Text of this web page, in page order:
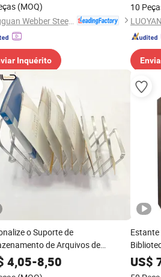
(MOQ)
Dongguan Webber Steel Furniture Co., Ltd.
Inquérito
10
o Suporte de
de Arquivos de
Estante de Livros de Aço
para Mesa
4,05-8,50 US$